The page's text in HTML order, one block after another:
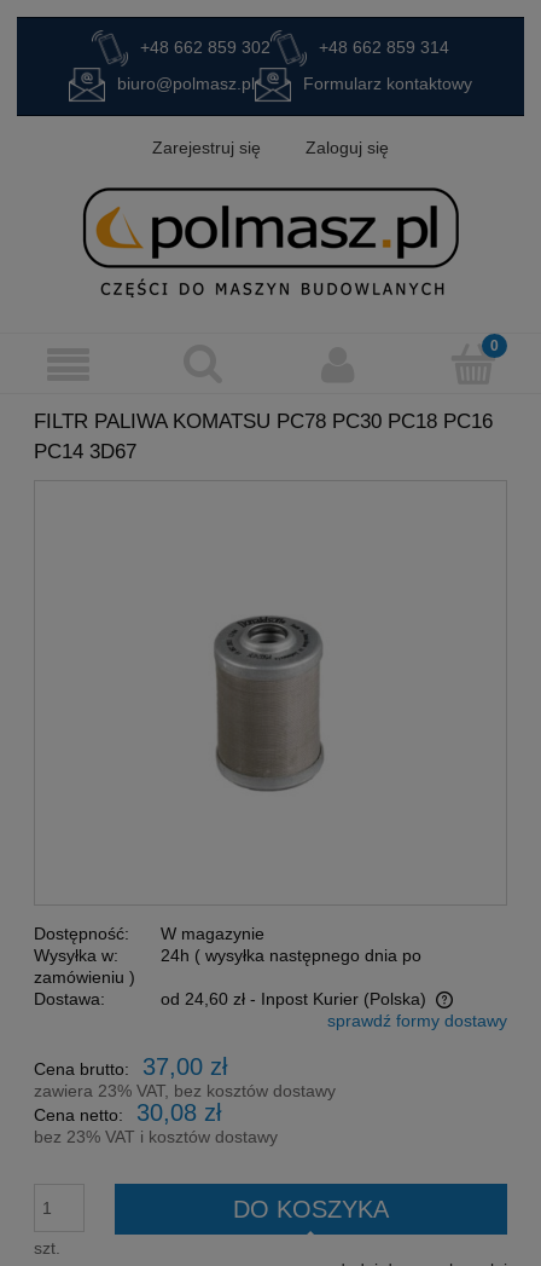
+48 662 859 302
+48 662 859 314
biuro@polmasz.pl
Formularz kontaktowy
Zarejestruj się Zaloguj się
FILTR PALIWA KOMATSU PC78 PC30 PC18 PC16
PC14 3D67
Dostępność:
W magazynie
Wysyłka w:
24h ( wysyłka następnego dnia po
zamówieniu )
Dostawa:
od 24,60 zł - Inpost Kurier (Polska)
Cena nie zawiera ewentualnych kosztów płatnościsprawdź formy dostawy
Cena brutto: 37,00 zł
zawiera 23% VAT, bez kosztów dostawy
Cena netto:
30,08 zł
bez 23% VAT i kosztów dostawy
szt.
DO KOSZYKA